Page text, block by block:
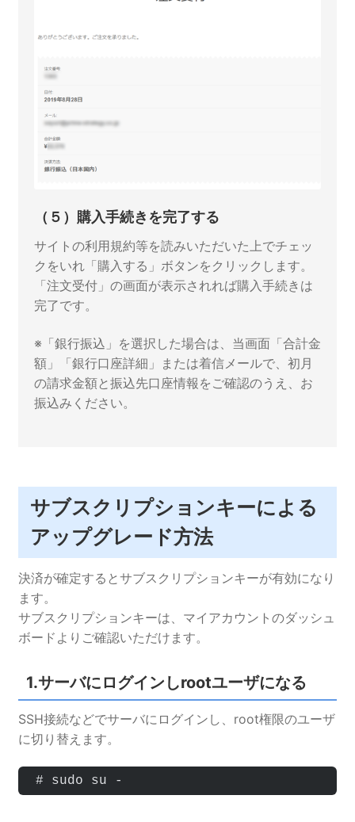
（５）購入手続きを完了する
サイトの利用規約等を読みいただいた上でチェッ
クをいれ「購入する」ボタンをクリックします。
「注文受付」の画面が表示されれば購入手続きは
完了です。
※「銀行振込」を選択した場合は、当画面「合計金
額」「銀行口座詳細」または着信メールで、初月
の請求金額と振込先口座情報をご確認のうえ、お
振込みください。
サブスクリプションキーによる
アップグレード方法
決済が確定するとサブスクリプションキーが有効になり
ます。
サブスクリプションキーは、マイアカウントのダッシュ
ボードよりご確認いただけます。
1.サーバにログインしrootユーザになる
SSH接続などでサーバにログインし、root権限のユーザ
に切り替えます。
# sudo su -